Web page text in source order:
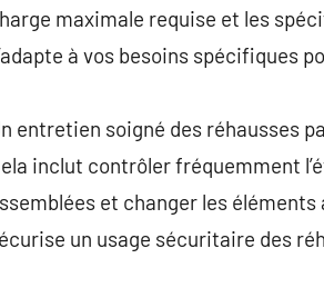
maximale requise et les
à vos besoins spécifiques
entretien soigné des réhausses
inclut contrôler fréquemment
et changer les
un usage sécuritaire des